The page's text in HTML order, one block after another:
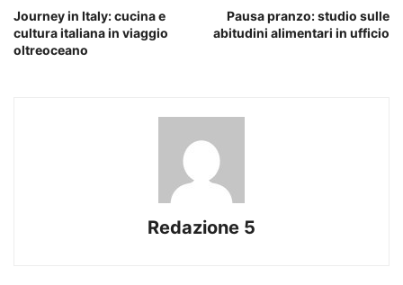
Journey in Italy: cucina e
cultura italiana in viaggio
oltreoceano
Pausa pranzo: studio sulle
abitudini alimentari in ufficio
Redazione 5